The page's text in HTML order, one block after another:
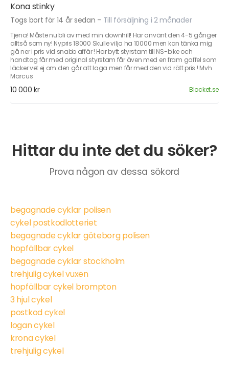
Kona stinky
Togs bort för 14 år sedan - Till försäljning i 2 månader
Tjena! Måste nu bli av med min downhill! Har använt den 4-5 gånger
alltså som ny! Nypris 18000 Skulle vilja ha 10000 men kan tänka mig
gå ner i pris vid snabb affär ! Har bytt styrstam till NS-bike och
handtag får med original styrstam får även med en fram gaffel som
läcker vet ej om den går att laga men får med den vid rätt pris ! Mvh
Marcus
10 000 kr Blocket.se
Hittar du inte det du söker?
Prova någon av dessa sökord
begagnade cyklar polisen
cykel postkodlotteriet
begagnade cyklar göteborg polisen
hopfällbar cykel
begagnade cyklar stockholm
trehjulig cykel vuxen
hopfällbar cykel brompton
3 hjul cykel
postkod cykel
logan cykel
krona cykel
trehjulig cykel